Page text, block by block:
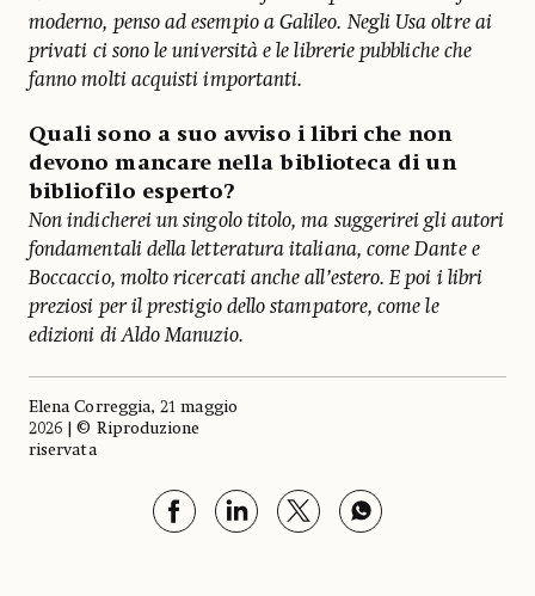
moderno, penso ad esempio a Galileo. Negli Usa oltre ai
privati ci sono le università e le librerie pubbliche che
fanno molti acquisti importanti.
Quali sono a suo avviso i libri che non
devono mancare nella biblioteca di un
bibliofilo esperto?
Non indicherei un singolo titolo, ma suggerirei gli autori
fondamentali della letteratura italiana, come Dante e
Boccaccio, molto ricercati anche all’estero. E poi i libri
preziosi per il prestigio dello stampatore, come le
edizioni di Aldo Manuzio.
Elena Correggia, 21 maggio
2026 | © Riproduzione
riservata